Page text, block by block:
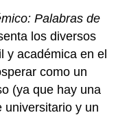
Palabras de
los diversos
y académica en el
como un
(ya que hay una
universitario y un